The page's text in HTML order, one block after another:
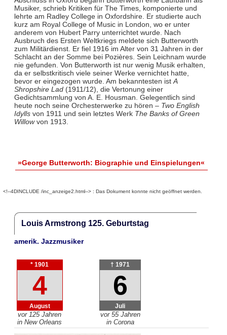
Musiker, schrieb Kritiken für The Times, komponierte und
lehrte am Radley College in Oxfordshire. Er studierte auch
kurz am Royal College of Music in London, wo er unter
anderem von Hubert Parry unterrichtet wurde. Nach
Ausbruch des Ersten Weltkriegs meldete sich Butterworth
zum Militärdienst. Er fiel 1916 im Alter von 31 Jahren in der
Schlacht an der Somme bei Pozières. Sein Leichnam wurde
nie gefunden. Von Butterworth ist nur wenig Musik erhalten,
da er selbstkritisch viele seiner Werke vernichtet hatte,
bevor er eingezogen wurde. Am bekanntesten ist A
Shropshire Lad(1911/12), die Vertonung einer
Gedichtsammlung von A. E. Housman. Gelegentlich sind
heute noch seine Orchesterwerke zu hören – Two English
Idyllsvon 1911 und sein letztes Werk The Banks of Green
Willowvon 1913.
»George Butterworth: Biographie und Einspielungen«
<!--4DINCLUDE /inc_anzeige2.html--> : Das Dokument konnte nicht geöffnet werden.
Louis Armstrong 125. Geburtstag
amerik. Jazzmusiker
* 1901
4
August
vor 125 Jahren
in New Orleans
† 1971
6
Juli
vor 55 Jahren
in Corona